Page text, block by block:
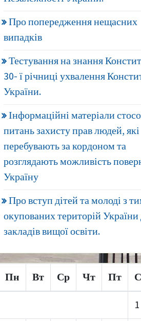
Про попередження нещасних
випадків
Тестування на знання
30- ї річниці ухвалення
України.
Інформаційні матеріали
питань захисту прав людей, які
перебувають за кордоном та
розглядають можливість
Україну
Про вступ дітей та молоді з
окупованих територій України
закладів вищої освіти.
Пн Вт Ср Чт Пт
1